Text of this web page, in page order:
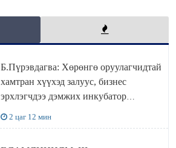
Б.Пүрэвдагва: Хөрөнгө оруулагчидтай
хамтран хүүхэд залуус, бизнес
эрхлэгчдээ дэмжих инкубатор
2 цаг 12 мин